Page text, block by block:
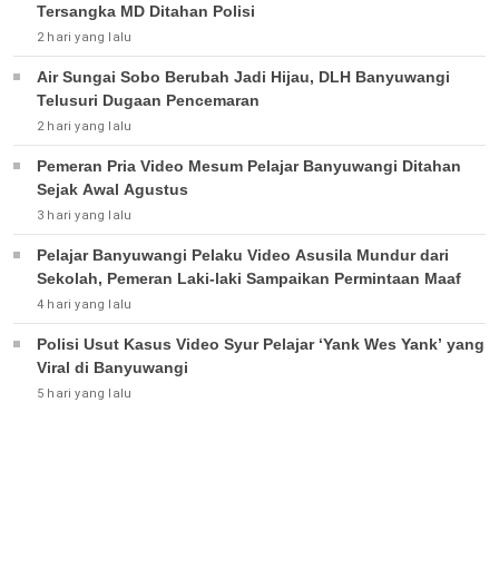
Tersangka MD Ditahan Polisi
2 hari yang lalu
Air Sungai Sobo Berubah Jadi Hijau, DLH Banyuwangi
Telusuri Dugaan Pencemaran
2 hari yang lalu
Pemeran Pria Video Mesum Pelajar Banyuwangi Ditahan
Sejak Awal Agustus
3 hari yang lalu
Pelajar Banyuwangi Pelaku Video Asusila Mundur dari
Sekolah, Pemeran Laki-laki Sampaikan Permintaan Maaf
4 hari yang lalu
Polisi Usut Kasus Video Syur Pelajar ‘Yank Wes Yank’ yang
Viral di Banyuwangi
5 hari yang lalu